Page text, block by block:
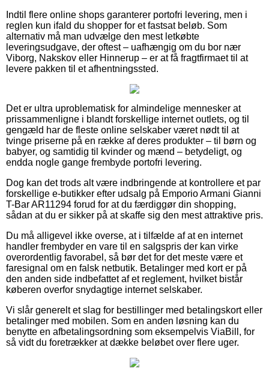
Indtil flere online shops garanterer portofri levering, men i
reglen kun ifald du shopper for et fastsat beløb. Som
alternativ må man udvælge den mest letkøbte
leveringsudgave, der oftest – uafhængig om du bor nær
Viborg, Nakskov eller Hinnerup – er at få fragtfirmaet til at
levere pakken til et afhentningssted.
Det er ultra uproblematisk for almindelige mennesker at
prissammenligne i blandt forskellige internet outlets, og til
gengæld har de fleste online selskaber været nødt til at
tvinge priserne på en række af deres produkter – til børn og
babyer, og samtidig til kvinder og mænd – betydeligt, og
endda nogle gange frembyde portofri levering.
Dog kan det trods alt være indbringende at kontrollere et par
forskellige e-butikker efter udsalg på Emporio Armani Gianni
T-Bar AR11294 forud for at du færdiggør din shopping,
sådan at du er sikker på at skaffe sig den mest attraktive pris.
Du må alligevel ikke overse, at i tilfælde af at en internet
handler frembyder en vare til en salgspris der kan virke
overordentlig favorabel, så bør det for det meste være et
faresignal om en falsk netbutik. Betalinger med kort er på
den anden side indbefattet af et reglement, hvilket bistår
køberen overfor snydagtige internet selskaber.
Vi slår generelt et slag for bestillinger med betalingskort eller
betalinger med mobilen. Som en anden løsning kan du
benytte en afbetalingsordning som eksempelvis ViaBill, for
så vidt du foretrækker at dække beløbet over flere uger.